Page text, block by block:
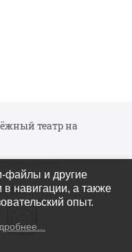
театр на
файлы и другие
навигации, а также
опыт.